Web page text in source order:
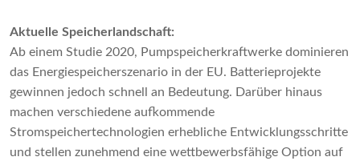
Aktuelle Speicherlandschaft:
Ab einem Studie 2020, Pumpspeicherkraftwerke dominieren
das Energiespeicherszenario in der EU. Batterieprojekte
gewinnen jedoch schnell an Bedeutung. Darüber hinaus
machen verschiedene aufkommende
Stromspeichertechnologien erhebliche Entwicklungsschritte
und stellen zunehmend eine wettbewerbsfähige Option auf